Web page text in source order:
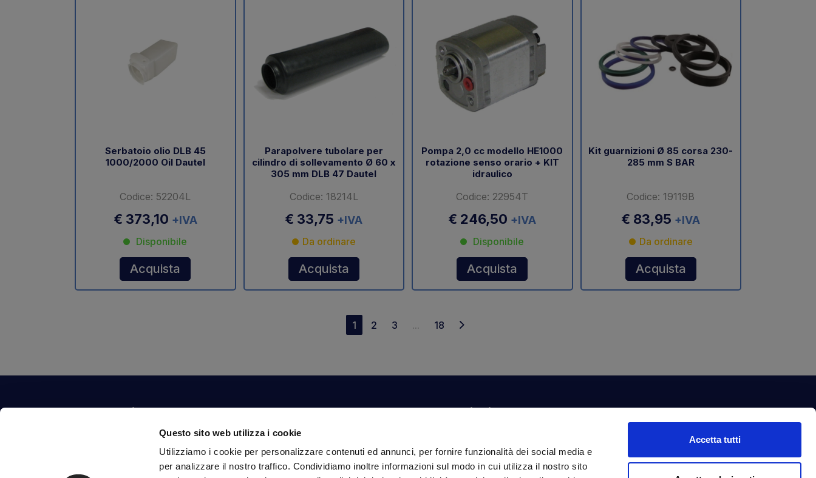
Questo sito web utilizza i cookie
Utilizziamo i cookie per personalizzare contenuti ed annunci, per fornire funzionalità dei social media e
per analizzare il nostro traffico. Condividiamo inoltre informazioni sul modo in cui utilizza il nostro sito
Accetta tutti
Serbatoio olio DLB 45
1000/2000 Oil Dautel
Codice: 52204L
€ 373,10 +IVA
Disponibile
Acquista
Parapolvere tubolare per
cilindro di sollevamento Ø 60 x
305 mm DLB 47 Dautel
Codice: 18214L
€ 33,75 +IVA
Da ordinare
Acquista
Pompa 2,0 cc modello HE1000
rotazione senso orario + KIT
idraulico
Codice: 22954T
€ 246,50 +IVA
Disponibile
Acquista
Kit guarnizioni Ø 85 corsa 230-
285 mm S BAR
Codice: 19119B
€ 83,95 +IVA
Da ordinare
Acquista
1 2 3 ... 18
Contattaci Il tuo account
Ordini
Dati personali
Informazioni
Condizioni di vendita
Pagamenti
Newsletter
Iscriviti alla nostra newsletter per ottenere
fantastici vantaggi in esclusiva per te.